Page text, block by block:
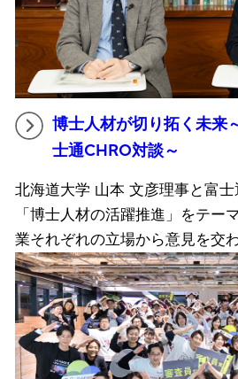
博士人材が切り拓く未来
士通CHRO対談～
北海道大学 山本 文彦理事と富
「博士人材の活躍推進」をテー
業それぞれの立場から意見を交